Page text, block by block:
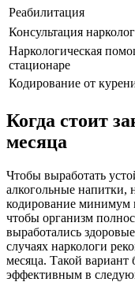
Реабилитация
Консультация
Наркологическая
стационаре
Кодирование от
Когда стоит
месяца
Чтобы выработать
алкогольные напитки,
кодирование минимум
чтобы организм
выработались
случаях наркологи
месяца. Такой вариант
эффективным в